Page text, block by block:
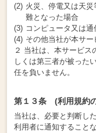
火災、停電又は天
難となった場合
コンピュータ又は
その他当社が本サ
２ 当社は、本サービ
しくは第三者が被った
任を負いません。
第１３条 (利用規約
当社は、必要と判断し
利用者に通知すること